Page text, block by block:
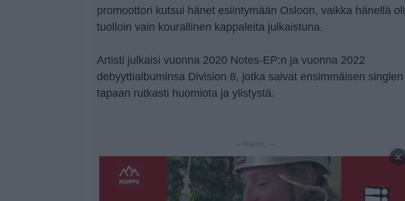
promoottori kutsui hänet esiintymään Osloon, vaikka hänellä oli
tuolloin vain kourallinen kappaleita julkaistuna.
Artisti julkaisi vuonna 2020 Notes-EP:n ja vuonna 2022
debyyttialbuminsa Division 8, jotka saivat ensimmäisen singlen
tapaan rutkasti huomiota ja ylistystä.
×